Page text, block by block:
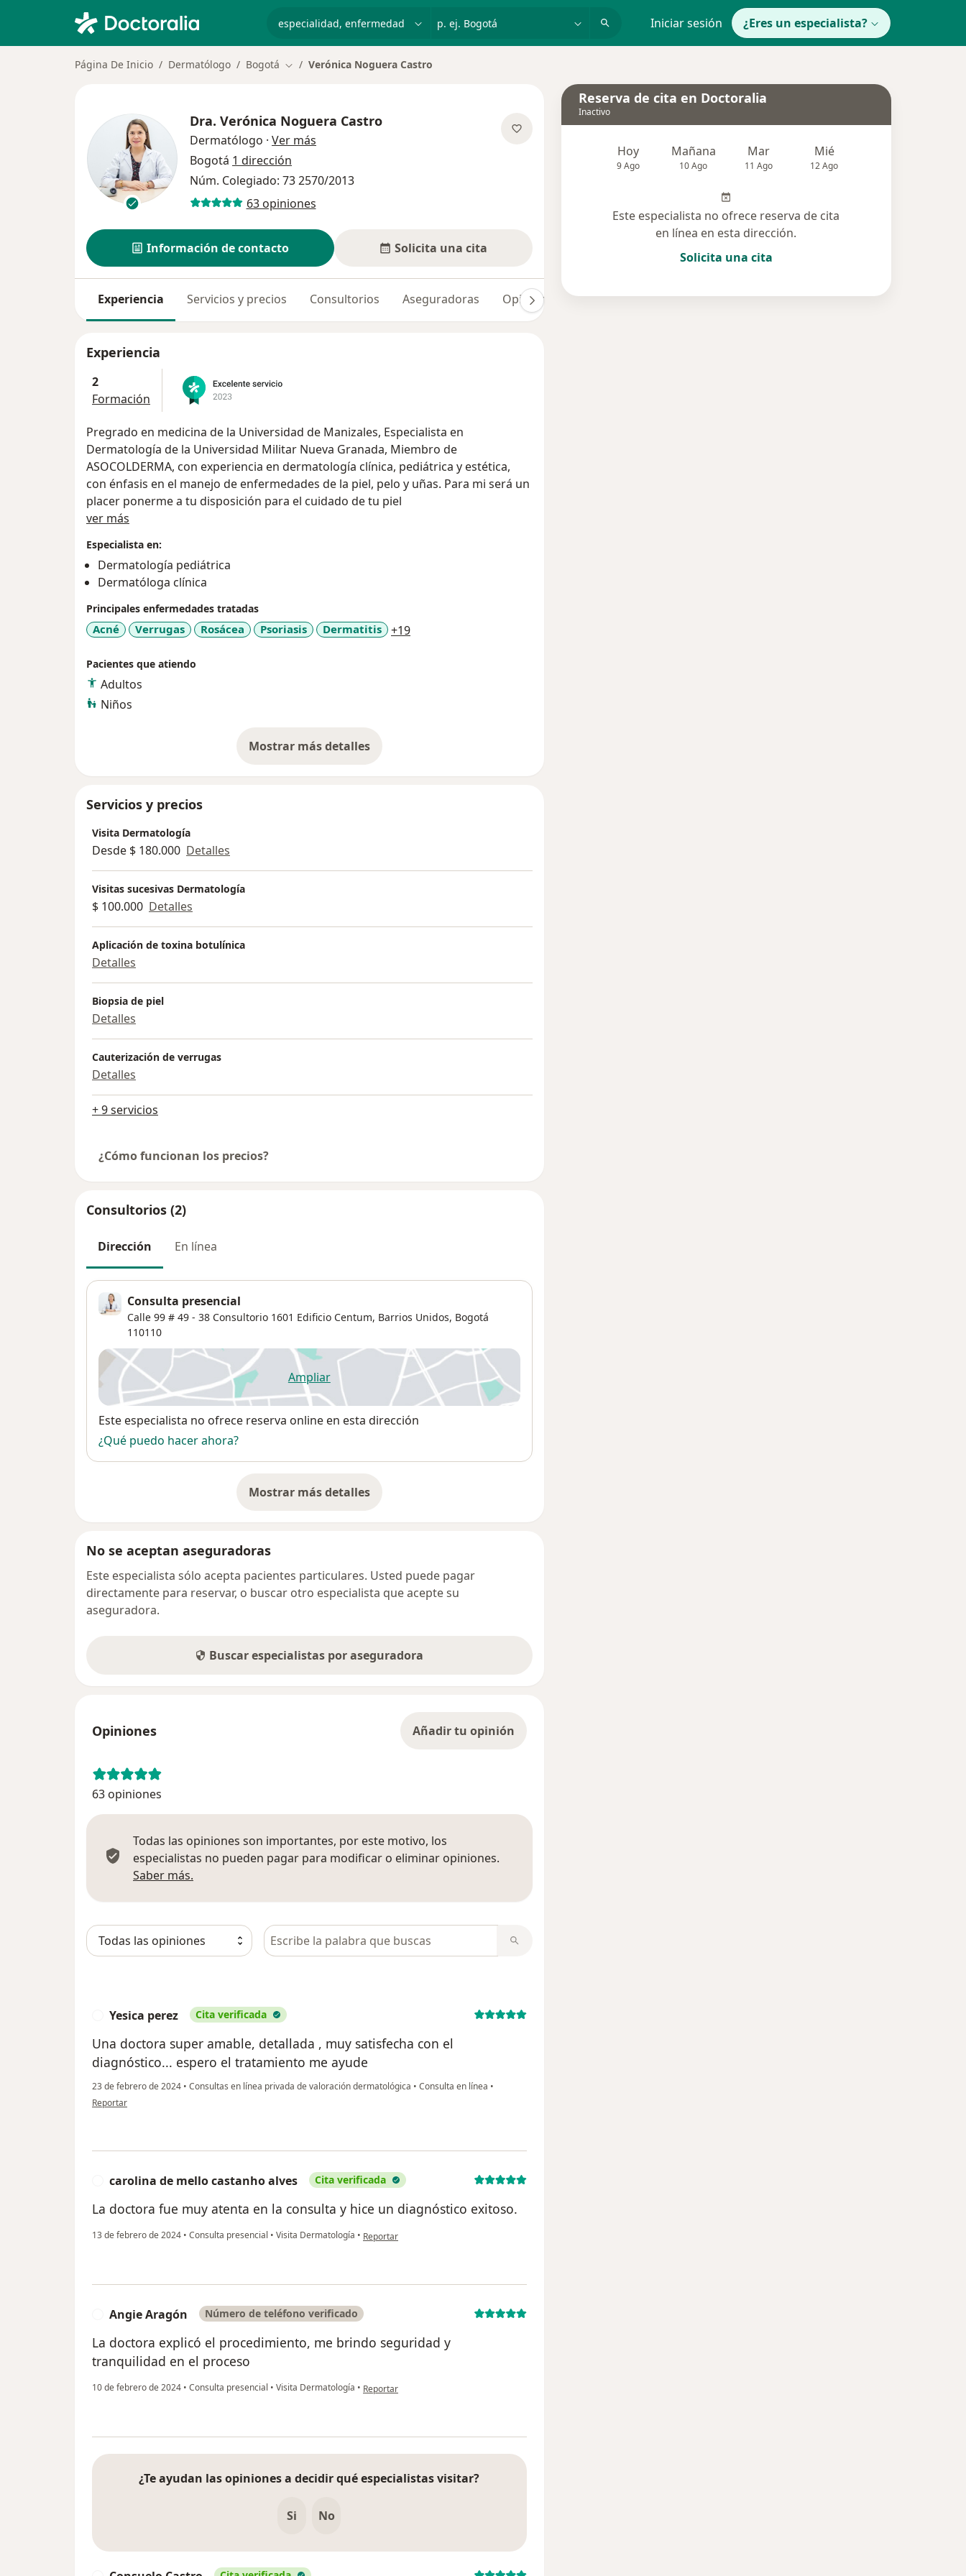
p. ej. Bogotá Iniciar sesión ¿Eres un especialista?
Página De Inicio Dermatólogo Bogotá Cambiar de ciudad
Verónica Noguera Castro
Dra. Verónica Noguera Castro
Dermatólogo · Ver más
Bogotá 1 dirección
Núm. Colegiado: 73 2570/2013
63 opiniones
Información de contacto Solicita una cita
Experiencia Servicios y precios Consultorios Aseguradoras Opiniones (63) Dudas solucionadas (6)
Experiencia
2
Formación
Pregrado en medicina de la Universidad de Manizales, Especialista en
Dermatología de la Universidad Militar Nueva Granada, Miembro de
ASOCOLDERMA, con experiencia en dermatología clínica, pediátrica y estética,
con énfasis en el manejo de enfermedades de la piel, pelo y uñas. Para mi será un
placer ponerme a tu disposición para el cuidado de tu piel
ver más
Especialista en:
Dermatología pediátrica
Dermatóloga clínica
Principales enfermedades tratadas
Acné Verrugas Rosácea Psoriasis Dermatitis +19a11y_sr_more_diseases
Pacientes que atiendo
Adultos
Niños
Mostrar más detalles
sobre la experiencia
Servicios y precios
Visita Dermatología
Desde $ 180.000 Detalles
Visitas sucesivas Dermatología
$ 100.000 Detalles
Aplicación de toxina botulínica
Detalles
Biopsia de piel
Detalles
Cauterización de verrugas
Detalles
+ 9 servicios
¿Cómo funcionan los precios?
Consultorios (2)
Dirección En línea
Consulta presencial
Calle 99 # 49 - 38 Consultorio 1601 Edificio Centum, Barrios Unidos, Bogotá
110110
Ampliarse abre en una nueva pestaña
Disponibilidad
Este especialista no ofrece reserva online en esta dirección
¿Qué puedo hacer ahora?
Mostrar más detalles
sobre la dirección
No se aceptan aseguradoras
Este especialista sólo acepta pacientes particulares. Usted puede pagar
directamente para reservar, o buscar otro especialista que acepte su
aseguradora.
Buscar especialistas por aseguradora
Opiniones Añadir tu opinión
63 opiniones
Todas las opiniones son importantes, por este motivo, los
especialistas no pueden pagar para modificar o eliminar opiniones.
Saber más.
Busca en opiniones
Yesica perez Cita verificada
Una doctora super amable, detallada , muy satisfecha con el
diagnóstico... espero el tratamiento me ayude
23 de febrero de 2024 • Consultas en línea privada de valoración dermatológica • Consulta en línea •
en opinión del usuario Yesica perez
Reportar
carolina de mello castanho alves Cita verificada
La doctora fue muy atenta en la consulta y hice un diagnóstico exitoso.
13 de febrero de 2024 • Consulta presencial • Visita Dermatología • en opinión del usuario carolina de mello castanho alves
Reportar
Angie Aragón Número de teléfono verificado
La doctora explicó el procedimiento, me brindo seguridad y
tranquilidad en el proceso
10 de febrero de 2024 • Consulta presencial • Visita Dermatología • en opinión del usuario Angie Aragón
Reportar
¿Te ayudan las opiniones a decidir qué especialistas visitar?
Si No
Reserva de cita en Doctoralia
Inactivo
Hoy
9 Ago
Mañana
10 Ago
Mar
11 Ago
Mié
12 Ago
Este especialista no ofrece reserva de cita
en línea en esta dirección.
Solicita una cita